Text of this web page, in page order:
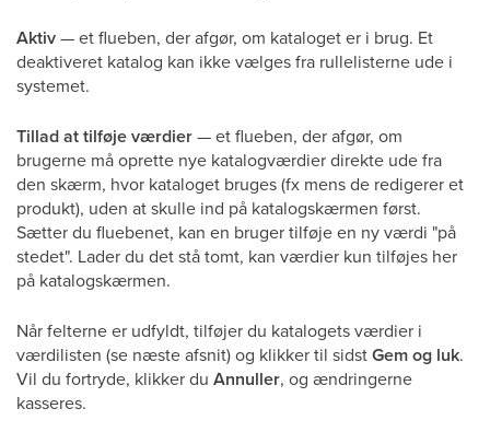
Aktiv— et flueben, der afgør, om kataloget er i brug. Et
deaktiveret katalog kan ikke vælges fra rullelisterne ude i
systemet.
Tillad at tilføje værdier— et flueben, der afgør, om
brugerne må oprette nye katalogværdier direkte ude fra
den skærm, hvor kataloget bruges (fx mens de redigerer et
produkt), uden at skulle ind på katalogskærmen først.
Sætter du fluebenet, kan en bruger tilføje en ny værdi "på
stedet". Lader du det stå tomt, kan værdier kun tilføjes her
på katalogskærmen.
Når felterne er udfyldt, tilføjer du katalogets værdier i
værdilisten (se næste afsnit) og klikker til sidstGem og luk.
Vil du fortryde, klikker du Annuller, og ændringerne
kasseres.